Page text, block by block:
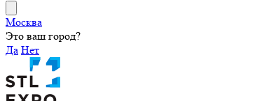
Москва
Это ваш город?
Да Нет